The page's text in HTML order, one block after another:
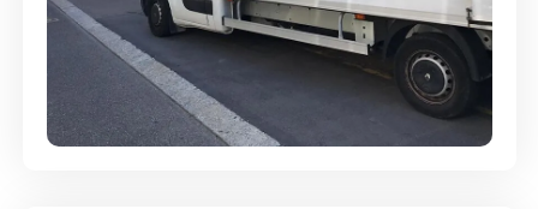
Full-Service - Für Privatumzüge